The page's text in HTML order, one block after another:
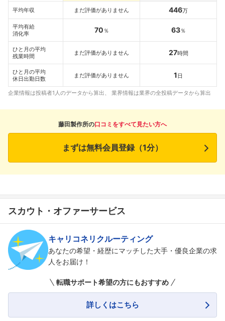
平均年収 まだ評価がありません 446万
平均有給
消化率
70 ％ 63％
ひと月の平均
残業時間
まだ評価がありません 27時間
ひと月の平均
休日出勤日数
まだ評価がありません 1日
企業情報は投稿者1人のデータから算出、 業界情報は業界の全投稿データから算出
藤田製作所の口コミをすべて見たい方へ
まずは無料会員登録（1分）
スカウト・オファーサービス
キャリコネリクルーティング
あなたの希望・経歴にマッチした大手・優良企業の求
人をお届け！
転職サポート希望の方にもおすすめ
詳しくはこちら